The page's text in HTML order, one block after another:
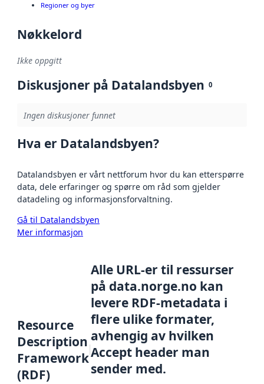
Regioner og byer
Nøkkelord
Ikke oppgitt
Diskusjoner på Datalandsbyen 0
Ingen diskusjoner funnet
Hva er Datalandsbyen?
Datalandsbyen er vårt nettforum hvor du kan etterspørre
data, dele erfaringer og spørre om råd som gjelder
datadeling og informasjonsforvaltning.
Gå til Datalandsbyen
Mer informasjon
Resource
Description
Framework
(RDF)
Alle URL-er til ressurser
på data.norge.no kan
levere RDF-metadata i
flere ulike formater,
avhengig av hvilken
Accept header man
sender med.